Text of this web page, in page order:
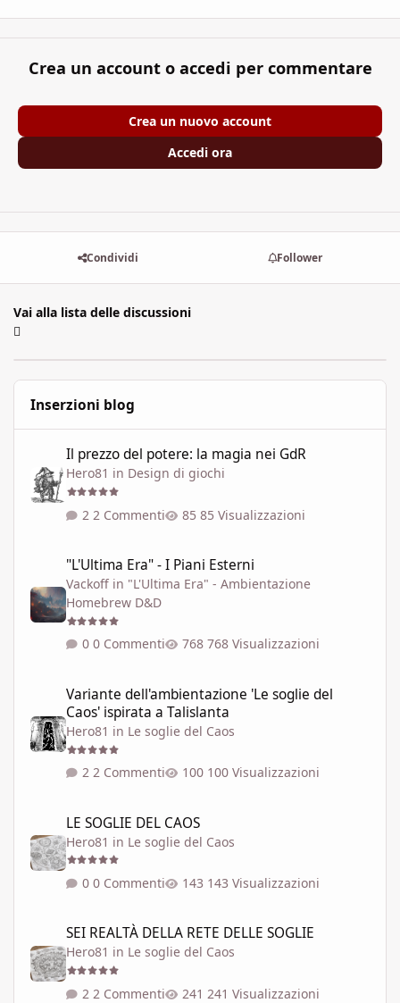
Crea un account o accedi per commentare
Crea un nuovo account
Accedi ora
Condividi Follower
Vai alla lista delle discussioni
Inserzioni blog
Il prezzo del potere: la magia nei GdR
Hero81 in Design di giochi
2 Commenti 85 Visualizzazioni
"L'Ultima Era" - I Piani Esterni
Vackoff in "L'Ultima Era" - Ambientazione
Homebrew D&D
0 Commenti 768 Visualizzazioni
Variante dell'ambientazione 'Le soglie del
Caos' ispirata a Talislanta
Hero81 in Le soglie del Caos
2 Commenti 100 Visualizzazioni
LE SOGLIE DEL CAOS
Hero81 in Le soglie del Caos
0 Commenti 143 Visualizzazioni
SEI REALTÀ DELLA RETE DELLE SOGLIE
Hero81 in Le soglie del Caos
2 Commenti 241 Visualizzazioni